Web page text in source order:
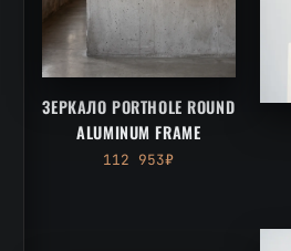
ЗЕРКАЛО PORTHOLE ROUND
ALUMINUM FRAME
112 953₽